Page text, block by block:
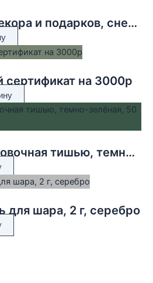
Лента для декора и подарков, снежинки, 2 см х 45 м
на 3000р
Бумага упаковочная тишью, темно-зелёная, 50 х 66 см
для шара, 2 г, серебро